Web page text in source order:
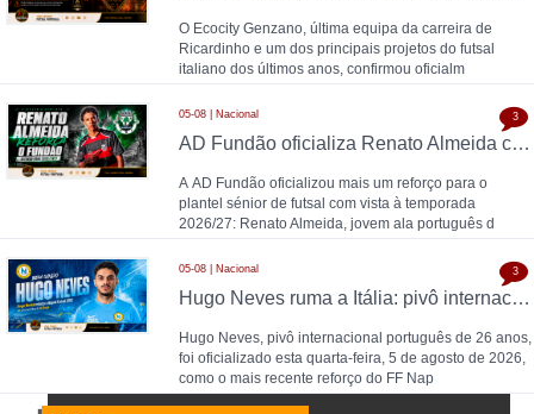
O Ecocity Genzano, última equipa da carreira de
Ricardinho e um dos principais projetos do futsal
italiano dos últimos anos, confirmou oficialm
05-08 | Nacional
AD Fundão oficializa Renato Almeida como reforço para 2026/27
A AD Fundão oficializou mais um reforço para o
plantel sénior de futsal com vista à temporada
2026/27: Renato Almeida, jovem ala português d
3
05-08 | Nacional
Hugo Neves ruma a Itália: pivô internacional português é reforço do FF Napoli em regime de empréstimo pelo SC Braga
Hugo Neves, pivô internacional português de 26 anos,
foi oficializado esta quarta-feira, 5 de agosto de 2026,
como o mais recente reforço do FF Nap
3